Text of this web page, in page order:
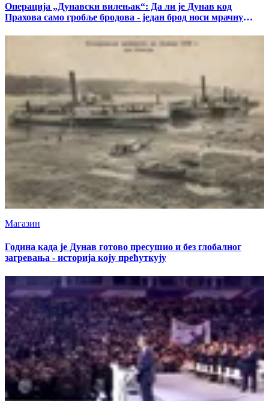
Операција „Дунавски вилењак“: Да ли је Дунав код
Прахова само гробље бродова - један брод носи мрачну
Магазин
Година када је Дунав готово пресушио и без глобалног
загревања - историја коју прећуткују